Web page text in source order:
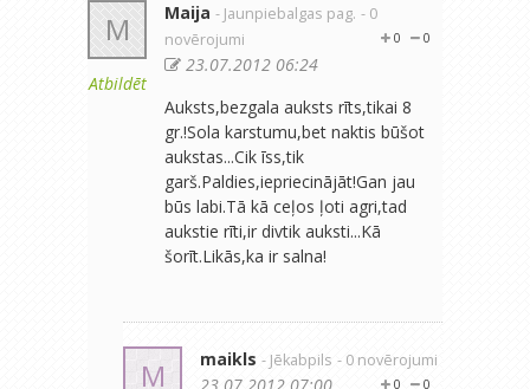
M
Atbildēt
Maija - Jaunpiebalgas pag. - 0
novērojumi
0
0
23.07.2012 06:24
Auksts,bezgala auksts rīts,tikai 8
gr.!Sola karstumu,bet naktis būšot
aukstas...Cik īss,tik
garš.Paldies,iepriecinājāt!Gan jau
būs labi.Tā kā ceļos ļoti agri,tad
aukstie rīti,ir divtik auksti...Kā
šorīt.Likās,ka ir salna!
M maikls - Jēkabpils - 0 novērojumi
0
0